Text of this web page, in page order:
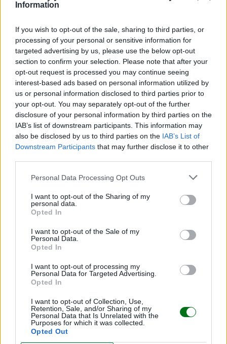
Information
If you wish to opt-out of the sale, sharing to third parties, or
processing of your personal or sensitive information for
targeted advertising by us, please use the below opt-out
section to confirm your selection. Please note that after your
opt-out request is processed you may continue seeing
interest-based ads based on personal information utilized by
us or personal information disclosed to third parties prior to
your opt-out. You may separately opt-out of the further
disclosure of your personal information by third parties on the
IAB’s list of downstream participants. This information may
also be disclosed by us to third parties on the IAB’s List of
Downstream Participants that may further disclose it to other
Personal Data Processing Opt Outs
I want to opt-out of the Sharing of my
personal data.
Opted In
I want to opt-out of the Sale of my
Personal Data.
Opted In
I want to opt-out of processing my
Personal Data for Targeted Advertising.
Opted In
I want to opt-out of Collection, Use,
Retention, Sale, and/or Sharing of my
Personal Data that Is Unrelated with the
Purposes for which it was collected.
Opted Out
Matutolagnia: descubre el placer del sexo
mañanero y por qué a muchos les fascina
LEER
Cinco tips para reconectar con tu pareja después
LEER